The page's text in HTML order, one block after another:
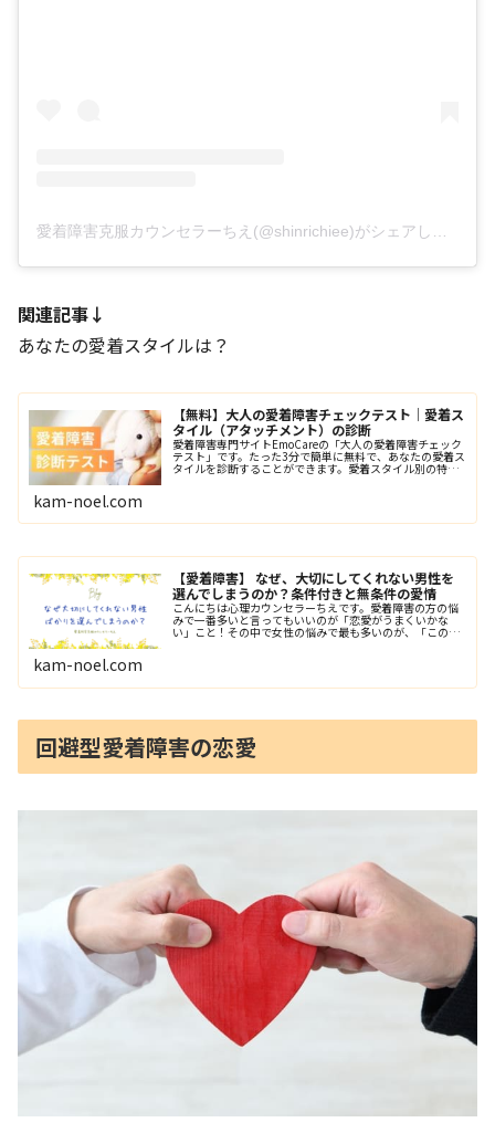
関連記事↓
あなたの愛着スタイルは？
【無料】大人の愛着障害チェックテスト｜愛着ス
タイル（アタッチメント）の診断
愛着障害専門サイトEmoCareの「大人の愛着障害チェック
テスト」です。たった3分で簡単に無料で、あなたの愛着ス
タイルを診断することができます。愛着スタイル別の特徴
kam-noel.com
【愛着障害】 なぜ、大切にしてくれない男性を
選んでしまうのか？条件付きと無条件の愛情
こんにちは心理カウンセラーちえです。愛着障害の方の悩
みで一番多いと言ってもいいのが「恋愛がうまくいかな
い」こと！その中で女性の悩みで最も多いのが、「この人
kam-noel.com
回避型愛着障害の恋愛